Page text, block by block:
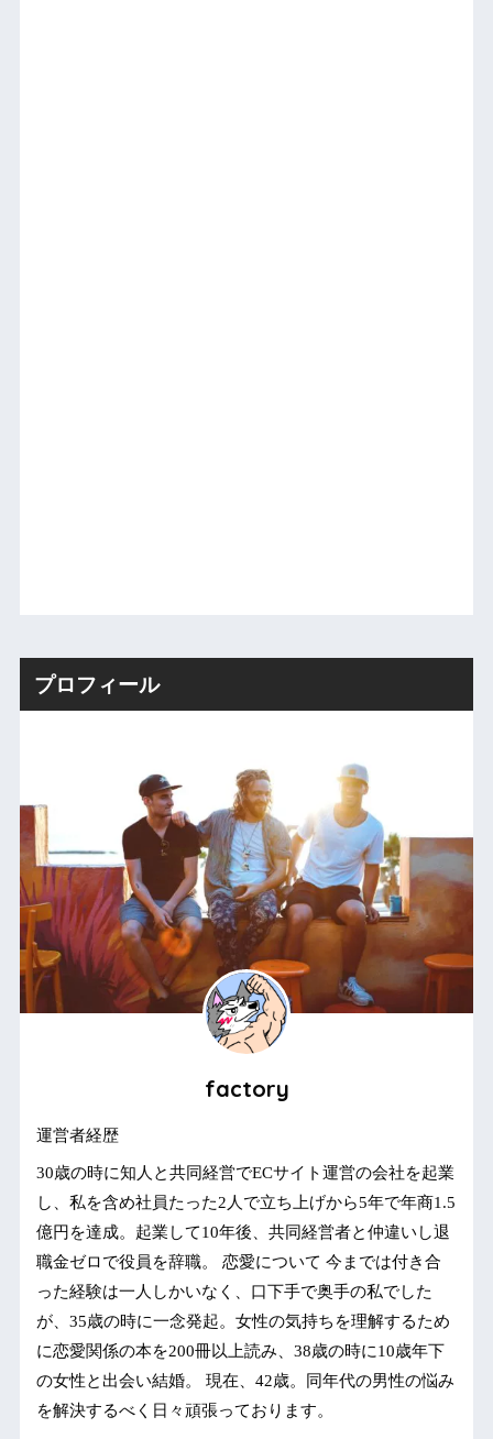
プロフィール
factory
運営者経歴
30歳の時に知人と共同経営でECサイト運営の会社を起業
し、私を含め社員たった2人で立ち上げから5年で年商1.5
億円を達成。起業して10年後、共同経営者と仲違いし退
職金ゼロで役員を辞職。 恋愛について 今までは付き合
った経験は一人しかいなく、口下手で奥手の私でした
が、35歳の時に一念発起。女性の気持ちを理解するため
に恋愛関係の本を200冊以上読み、38歳の時に10歳年下
の女性と出会い結婚。 現在、42歳。同年代の男性の悩み
を解決するべく日々頑張っております。